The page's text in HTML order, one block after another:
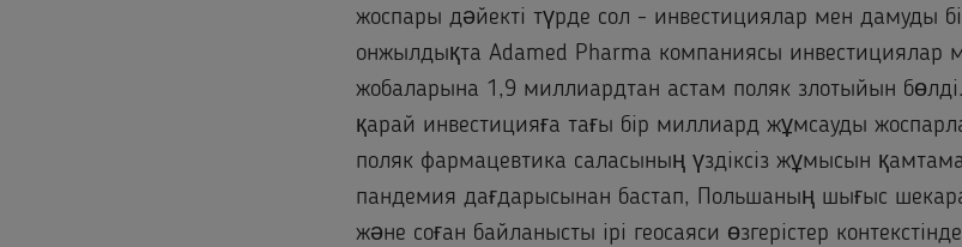
жоспары дәйекті түрде сол - инвестициялар мен дамуды
онжылдықта Adamed Pharma компаниясы инвестициялар
жобаларына 1,9 миллиардтан астам поляк злотыйын
қарай инвестицияға тағы бір миллиард жұмсауды
поляк фармацевтика саласының үздіксіз жұмысын
пандемия дағдарысынан бастап, Польшаның шығыс
және соған байланысты ірі геосаяси өзгерістер